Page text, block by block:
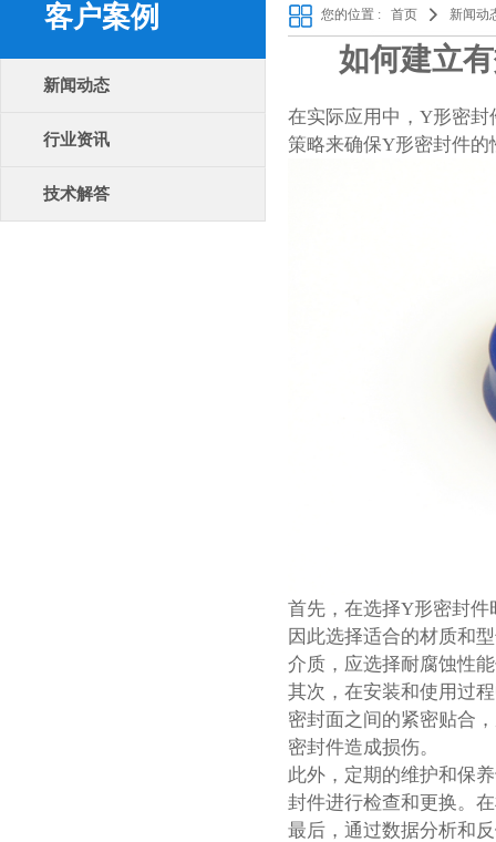
客户案例
新闻动态
行业资讯
技术解答
您的位置 : 首页 新闻动
如何建立
在实际应用中，Y形密
策略来确保Y形密封件
首先，在选择Y形密封
因此选择适合的材质和
介质，应选择耐腐蚀性
其次，在安装和使用过
密封面之间的紧密贴合
密封件造成损伤。
此外，定期的维护和保
封件进行检查和更换。
最后，通过数据分析和